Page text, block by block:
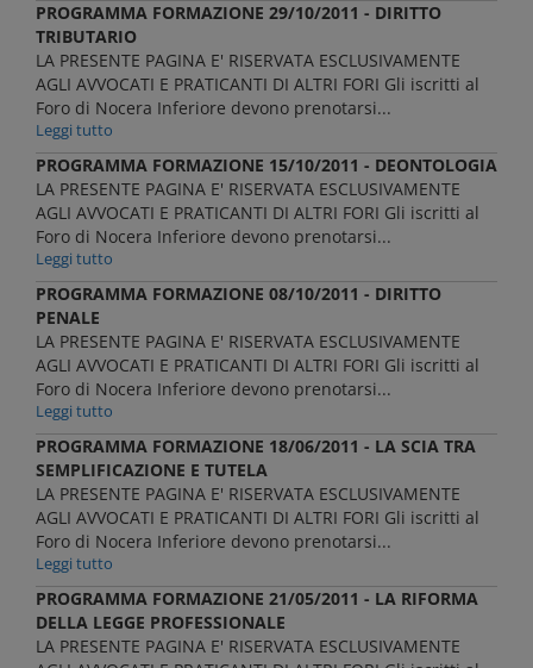
PROGRAMMA FORMAZIONE 29/10/2011 - DIRITTO
TRIBUTARIO
LA PRESENTE PAGINA E' RISERVATA ESCLUSIVAMENTE
AGLI AVVOCATI E PRATICANTI DI ALTRI FORI Gli iscritti al
Foro di Nocera Inferiore devono prenotarsi...
Leggi tutto
PROGRAMMA FORMAZIONE 15/10/2011 - DEONTOLOGIA
LA PRESENTE PAGINA E' RISERVATA ESCLUSIVAMENTE
AGLI AVVOCATI E PRATICANTI DI ALTRI FORI Gli iscritti al
Foro di Nocera Inferiore devono prenotarsi...
Leggi tutto
PROGRAMMA FORMAZIONE 08/10/2011 - DIRITTO
PENALE
LA PRESENTE PAGINA E' RISERVATA ESCLUSIVAMENTE
AGLI AVVOCATI E PRATICANTI DI ALTRI FORI Gli iscritti al
Foro di Nocera Inferiore devono prenotarsi...
Leggi tutto
PROGRAMMA FORMAZIONE 18/06/2011 - LA SCIA TRA
SEMPLIFICAZIONE E TUTELA
LA PRESENTE PAGINA E' RISERVATA ESCLUSIVAMENTE
AGLI AVVOCATI E PRATICANTI DI ALTRI FORI Gli iscritti al
Foro di Nocera Inferiore devono prenotarsi...
Leggi tutto
PROGRAMMA FORMAZIONE 21/05/2011 - LA RIFORMA
DELLA LEGGE PROFESSIONALE
LA PRESENTE PAGINA E' RISERVATA ESCLUSIVAMENTE